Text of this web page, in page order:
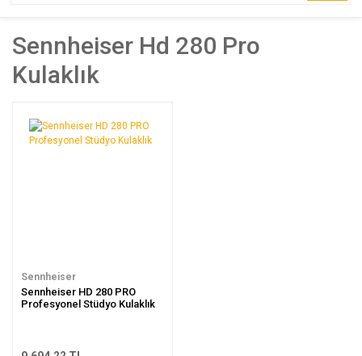
Sennheiser Hd 280 Pro
Kulaklık
Sennheiser
Sennheiser HD 280 PRO
Profesyonel Stüdyo Kulaklık